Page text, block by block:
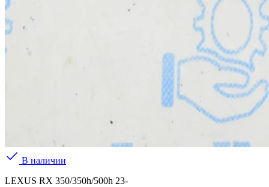
В наличии
LEXUS RX 350/350h/500h 23-